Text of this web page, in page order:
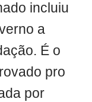
incluiu
a
É o
pro
por